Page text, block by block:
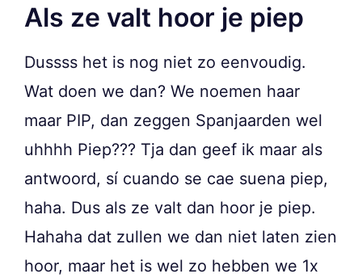
Als ze valt hoor je piep
Dussss het is nog niet zo eenvoudig.
Wat doen we dan? We noemen haar
maar PIP, dan zeggen Spanjaarden wel
uhhhh Piep??? Tja dan geef ik maar als
antwoord, sí cuando se cae suena piep,
haha. Dus als ze valt dan hoor je piep.
Hahaha dat zullen we dan niet laten zien
hoor, maar het is wel zo hebben we 1x